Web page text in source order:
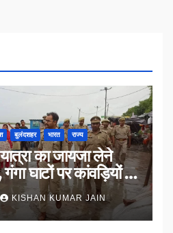
बुलंदशहर भारत राज्य
का जायजा लेने
घाटों पर कांवड़ियों से
KISHAN KUMAR JAIN